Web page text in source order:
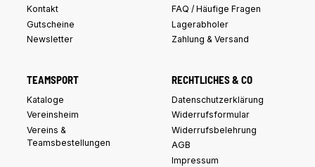
Kontakt
Gutscheine
Newsletter
FAQ / Häufige Fragen
Lagerabholer
Zahlung & Versand
TEAMSPORT
Kataloge
Vereinsheim
Vereins &
Teamsbestellungen
RECHTLICHES & CO
Datenschutzerklärung
Widerrufsformular
Widerrufsbelehrung
AGB
Impressum